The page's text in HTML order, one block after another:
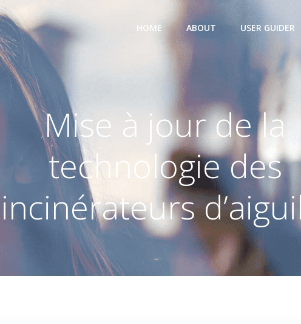
HOME ABOUT USER GUIDER
Mise à jour de la
technologie des
incinérateurs